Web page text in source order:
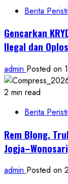
Berita
Gencarkan
Ilegal dan
admin Posted on
2 min read
Berita
Rem Blong,
admin Posted on